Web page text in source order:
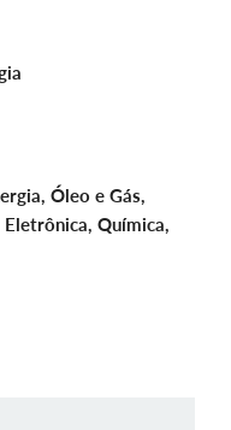
Óleo e Gás,
Química,